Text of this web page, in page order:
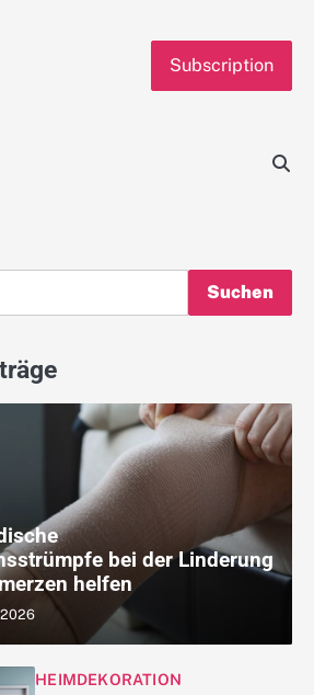
Subscription
Suchen
bei der Linderung
helfen
2026
HEIMDEKORATION